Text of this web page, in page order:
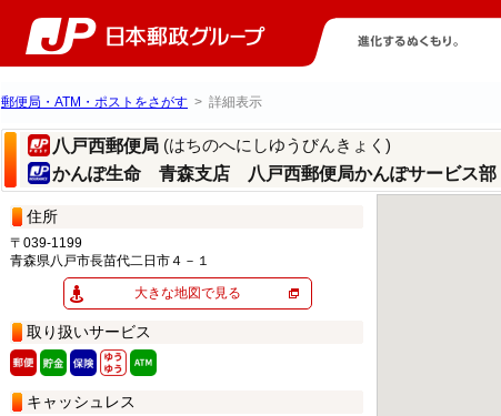
郵便局・ATM・ポストをさがす > 詳細表示
八戸西郵便局 (はちのへにしゆうびんきょく)
かんぽ生命 青森支店 八戸西郵便局かんぽサービス部
住所
〒039-1199
青森県八戸市長苗代二日市４－１
大きな地図で見る
取り扱いサービス
キャッシュレス